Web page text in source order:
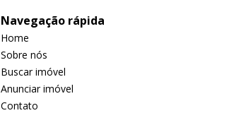
Navegação rápida
Home
Sobre nós
Buscar imóvel
Anunciar imóvel
Contato